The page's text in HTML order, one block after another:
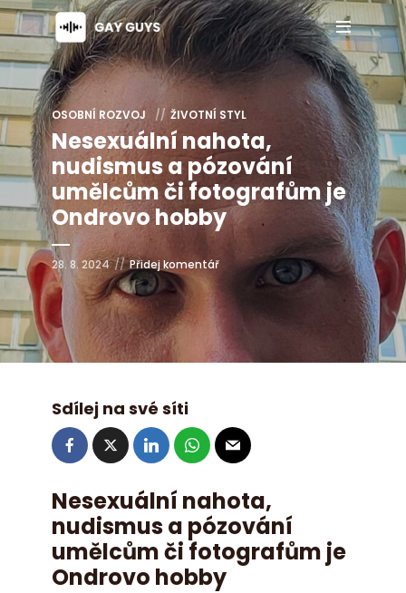
OSOBNÍ ROZVOJ ŽIVOTNÍ STYL
Nesexuální nahota,
nudismus a pózování
umělcům či fotografům je
Ondrovo hobby
28. 8. 2024 Přidej komentář
Sdílej na své síti
Nesexuální nahota,
nudismus a pózování
umělcům či fotografům je
Ondrovo hobby